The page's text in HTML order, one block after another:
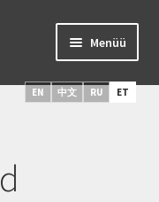
Menüü
EN 中文 RU ET